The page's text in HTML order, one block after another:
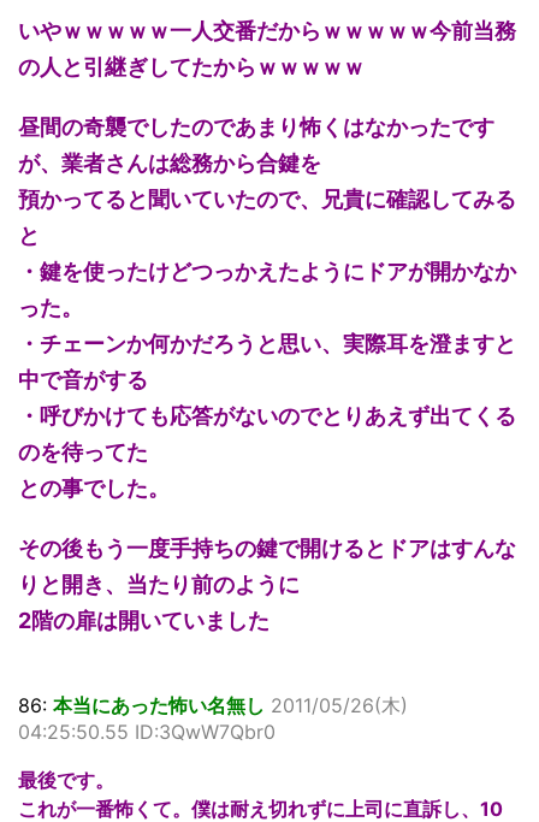
いやｗｗｗｗｗ一人交番だからｗｗｗｗｗ今前当務
の人と引継ぎしてたからｗｗｗｗｗ
昼間の奇襲でしたのであまり怖くはなかったです
が、業者さんは総務から合鍵を
預かってると聞いていたので、兄貴に確認してみる
と
・鍵を使ったけどつっかえたようにドアが開かなか
った。
・チェーンか何かだろうと思い、実際耳を澄ますと
中で音がする
・呼びかけても応答がないのでとりあえず出てくる
のを待ってた
との事でした。
その後もう一度手持ちの鍵で開けるとドアはすんな
りと開き、当たり前のように
2階の扉は開いていました
86: 本当にあった怖い名無し 2011/05/26(木)
04:25:50.55 ID:3QwW7Qbr0
最後です。
これが一番怖くて。僕は耐え切れずに上司に直訴し、10